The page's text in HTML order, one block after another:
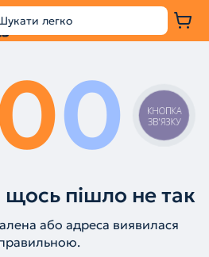
0
пішло не так
або адреса виявилася
КНОПКА
ЗВ'ЯЗКУ